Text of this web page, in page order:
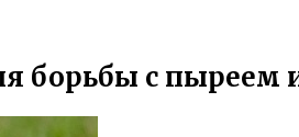
борьбы с пыреем